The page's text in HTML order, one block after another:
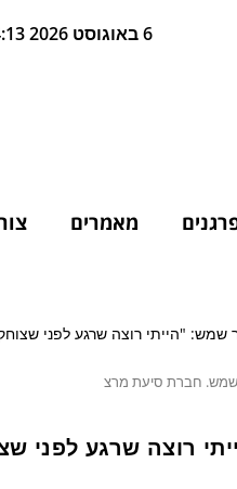
6 באוגוסט 2026 4:13
מאמרים
שמש. חברת סיעת מרצ
רוצה שרגע לפני